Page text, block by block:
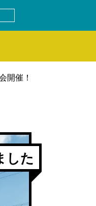
開催！
した